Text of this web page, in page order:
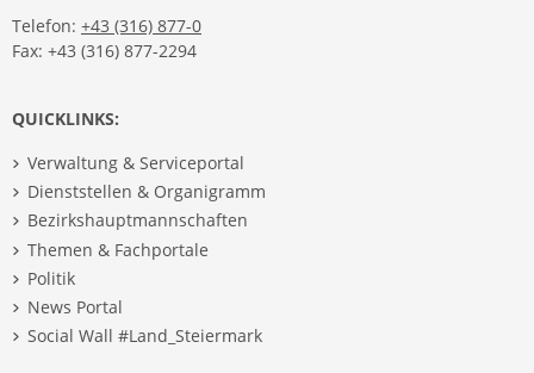
Telefon: +43 (316) 877-0
Fax: +43 (316) 877-2294
QUICKLINKS:
Verwaltung & Serviceportal
Dienststellen & Organigramm
Bezirkshauptmannschaften
Themen & Fachportale
Politik
News Portal
Social Wall #Land_Steiermark